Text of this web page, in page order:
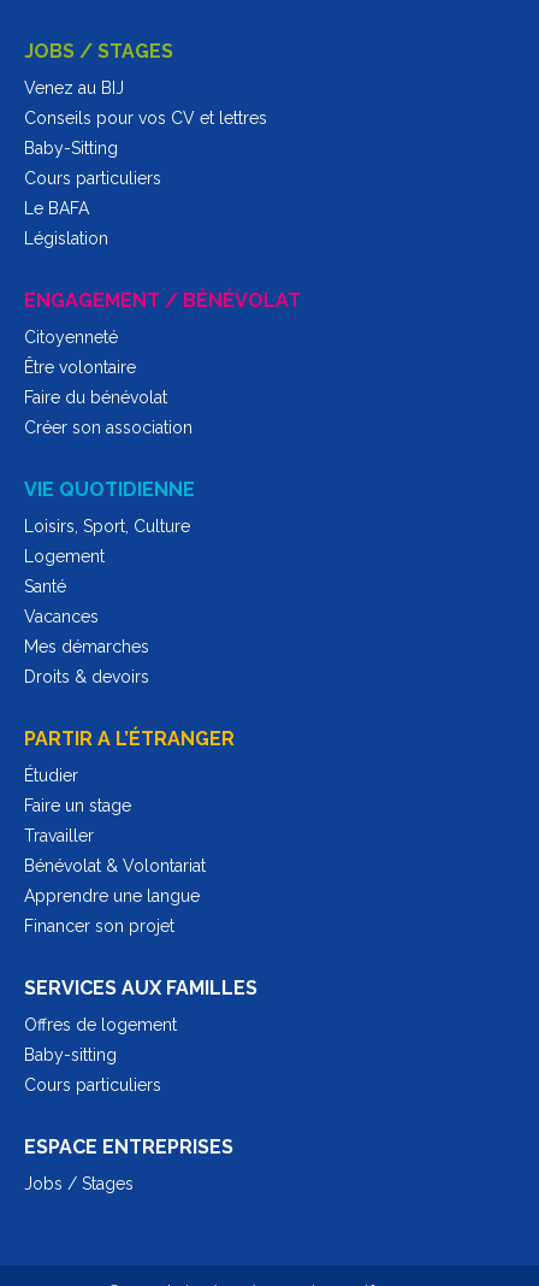
JOBS / STAGES
Venez au BIJ
Conseils pour vos CV et lettres
Baby-Sitting
Cours particuliers
Le BAFA
Législation
ENGAGEMENT / BÉNÉVOLAT
Citoyenneté
Être volontaire
Faire du bénévolat
Créer son association
VIE QUOTIDIENNE
Loisirs, Sport, Culture
Logement
Santé
Vacances
Mes démarches
Droits & devoirs
PARTIR A L’ÉTRANGER
Étudier
Faire un stage
Travailler
Bénévolat & Volontariat
Apprendre une langue
Financer son projet
SERVICES AUX FAMILLES
Offres de logement
Baby-sitting
Cours particuliers
ESPACE ENTREPRISES
Jobs / Stages